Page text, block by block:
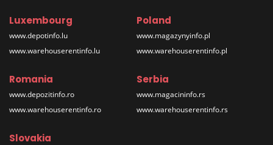
Luxembourg
www.depotinfo.lu
www.warehouserentinfo.lu
Poland
www.magazynyinfo.pl
www.warehouserentinfo.pl
Romania
www.depozitinfo.ro
www.warehouserentinfo.ro
Serbia
www.magacininfo.rs
www.warehouserentinfo.rs
Slovakia